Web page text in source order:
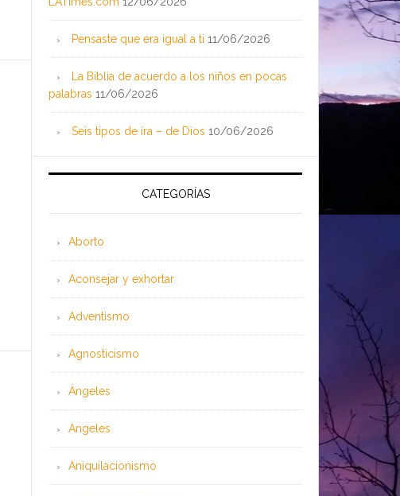
Pensaste que era igual a ti 11/06/2026
La Biblia de acuerdo a los niños en pocas
palabras 11/06/2026
Seis tipos de ira – de Dios 10/06/2026
CATEGORÍAS
Aborto
Aconsejar y exhortar
Adventismo
Agnosticismo
Ángeles
Angeles
Aniquilacionismo